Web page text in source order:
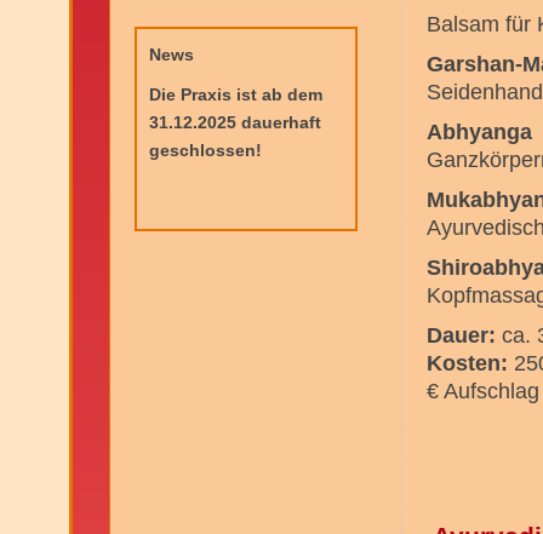
News
Die Praxis ist ab dem
31.12.2025 dauerhaft
geschlossen!
Balsam für
Garshan-
Abhyanga
Dauer: ca.
Kosten:
€ Aufschlag